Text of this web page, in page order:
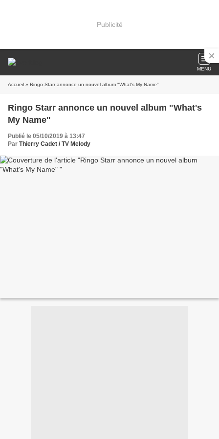
Publicité
MENU
Accueil » Ringo Starr annonce un nouvel album "What's My Name"
Ringo Starr annonce un nouvel album "What's
My Name"
Publié le 05/10/2019 à 13:47
Par Thierry Cadet / TV Melody